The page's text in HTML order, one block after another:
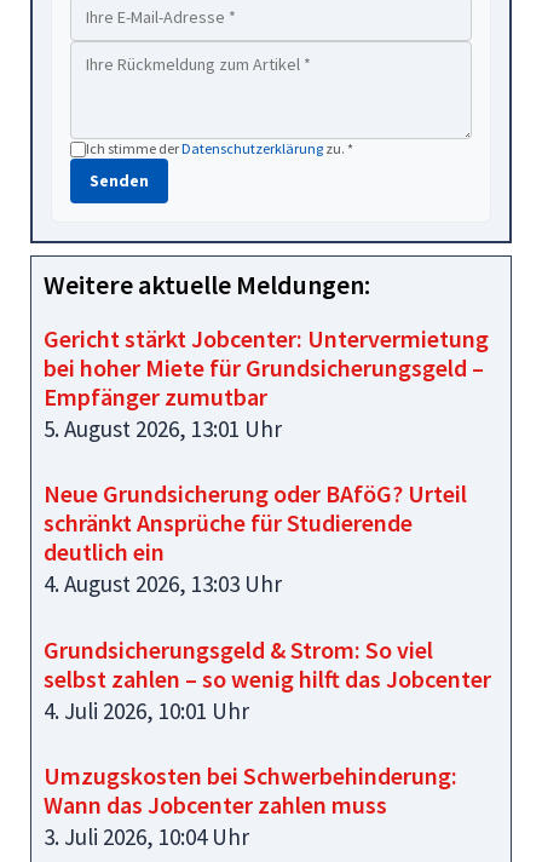
Ich stimme derDatenschutzerklärung zu. *
Senden
Weitere aktuelle Meldungen:
Gericht stärkt Jobcenter: Untervermietung
bei hoher Miete für Grundsicherungsgeld –
Empfänger zumutbar
5. August 2026, 13:01 Uhr
Neue Grundsicherung oder BAföG? Urteil
schränkt Ansprüche für Studierende
deutlich ein
4. August 2026, 13:03 Uhr
Grundsicherungsgeld & Strom: So viel
selbst zahlen – so wenig hilft das Jobcenter
4. Juli 2026, 10:01 Uhr
Umzugskosten bei Schwerbehinderung:
Wann das Jobcenter zahlen muss
3. Juli 2026, 10:04 Uhr